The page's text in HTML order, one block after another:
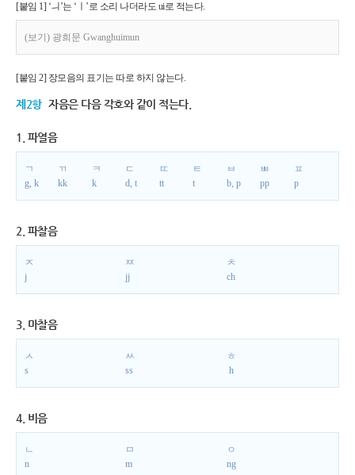
[붙임 1] ‘ㅢ’는 ‘ㅣ’로 소리 나더라도 ui로 적는다.
(보기) 광희문 Gwanghuimun
[붙임 2] 장모음의 표기는 따로 하지 않는다.
제2항 자음은 다음 각호와 같이 적는다.
1. 파열음
ㄱ
g, k
ㄲ
kk
ㅋ
k
ㄷ
d, t
ㄸ
tt
ㅌ
t
ㅂ
b, p
ㅃ
pp
ㅍ
p
2. 파찰음
ㅈ
j
ㅉ
jj
ㅊ
ch
3. 마찰음
ㅅ
s
ㅆ
ss
ㅎ
h
4. 비음
ㄴ
n
ㅁ
m
ㅇ
ng